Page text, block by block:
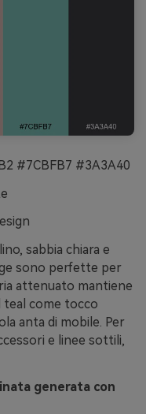
#7CBFB7 #3A3A40
sabbia chiara e
sono perfette per
attenuato mantiene
come tocco
anta di mobile. Per
e linee sottili,
generata con